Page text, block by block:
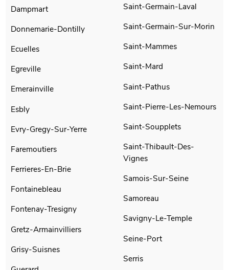
Dampmart
Donnemarie-Dontilly
Ecuelles
Egreville
Emerainville
Esbly
Evry-Gregy-Sur-Yerre
Faremoutiers
Ferrieres-En-Brie
Fontainebleau
Fontenay-Tresigny
Gretz-Armainvilliers
Grisy-Suisnes
Saint-Germain-Laval
Saint-Germain-Sur-Morin
Saint-Mammes
Saint-Mard
Saint-Pathus
Saint-Pierre-Les-Nemours
Saint-Soupplets
Saint-Thibault-Des-
Vignes
Samois-Sur-Seine
Samoreau
Savigny-Le-Temple
Seine-Port
Serris